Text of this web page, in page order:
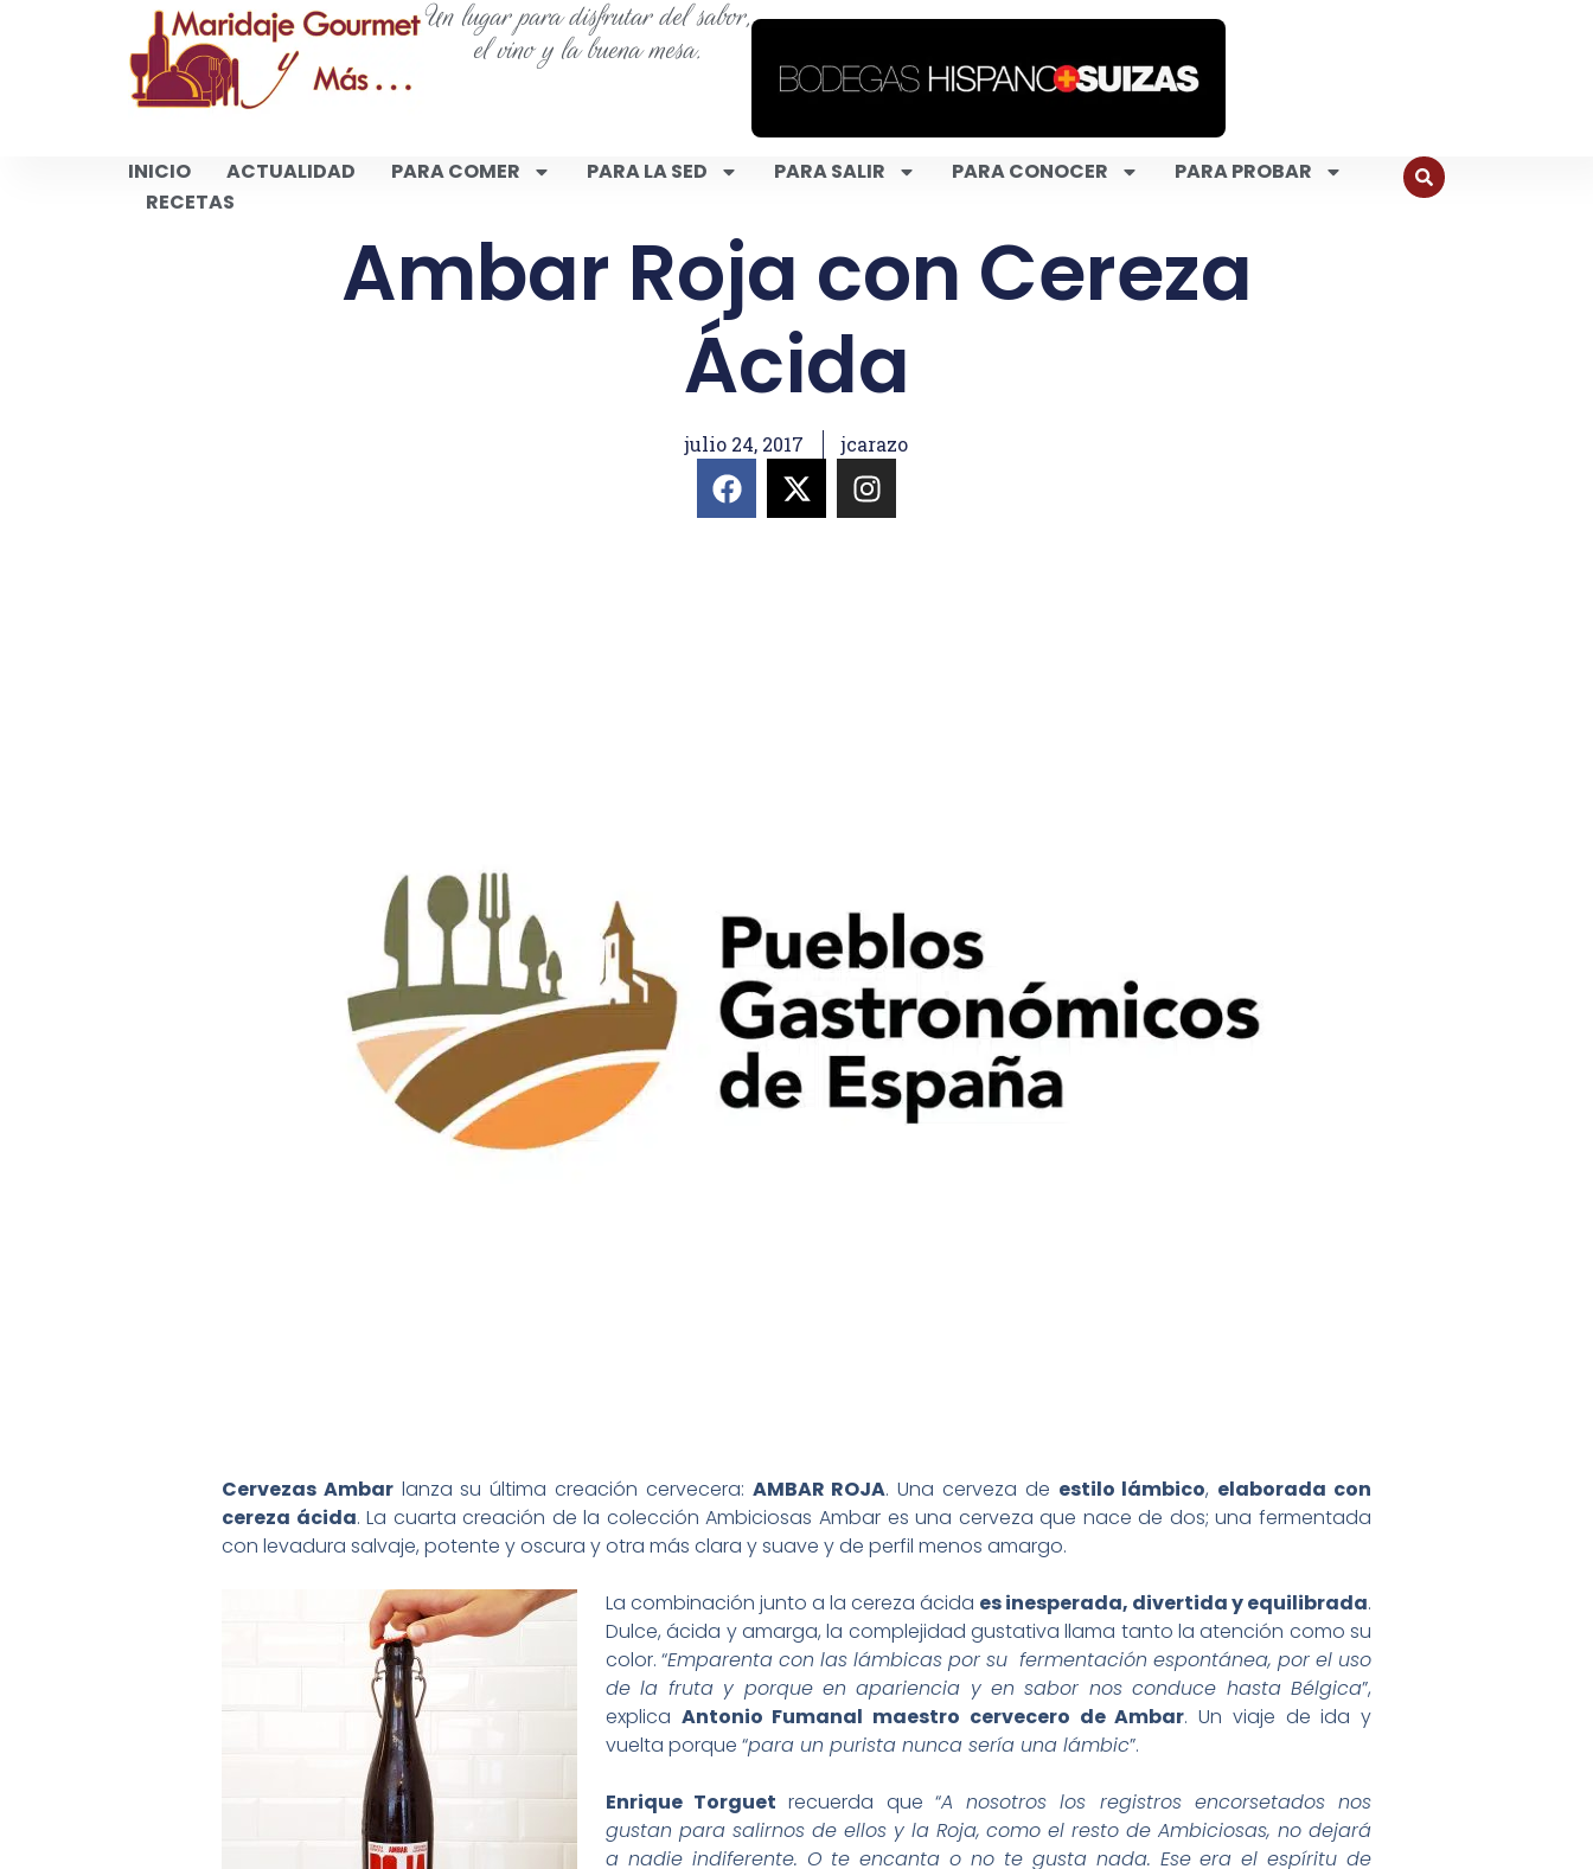
Un lugar para disfrutar del sabor,
el vino y la buena mesa.
INICIO ACTUALIDAD PARA COMER PARA LA SED PARA SALIR PARA CONOCER
PARA PROBAR
RECETAS
Ambar Roja con Cereza
Ácida
julio 24, 2017 jcarazo
Cervezas Ambarlanza su última creación cervecera: AMBAR ROJA. Una cerveza de estilo lámbico, elaborada con
cereza ácida. La cuarta creación de la colección Ambiciosas Ambar es una cerveza que nace de dos; una fermentada
con levadura salvaje, potente y oscura y otra más clara y suave y de perfil menos amargo.
La combinación junto a la cereza ácida es inesperada, divertida y equilibrada.
Dulce, ácida y amarga, la complejidad gustativa llama tanto la atención como su
color. “Emparenta con las lámbicas por su fermentación espontánea, por el uso
de la fruta y porque en apariencia y en sabor nos conduce hasta Bélgica”,
explica Antonio Fumanal maestro cervecero de Ambar. Un viaje de ida y
vuelta porque “para un purista nunca sería una lámbic”.
Enrique Torguet recuerda que “A nosotros los registros encorsetados nos
gustan para salirnos de ellos y la Roja, como el resto de Ambiciosas, no dejará
a nadie indiferente. O te encanta o no te gusta nada. Ese era el espíritu de